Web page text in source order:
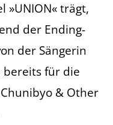
»UNION« trägt,
der Ending-
der Sängerin
bereits für die
& Other